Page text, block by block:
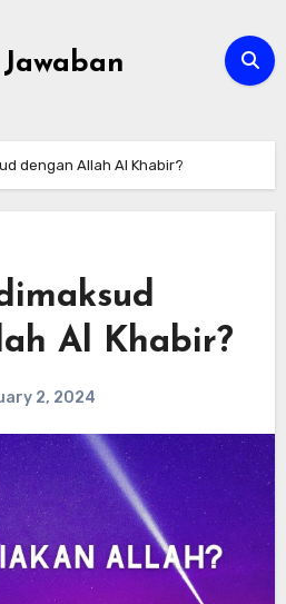
dengan Allah Al Khabir?
Al Khabir?
2, 2024